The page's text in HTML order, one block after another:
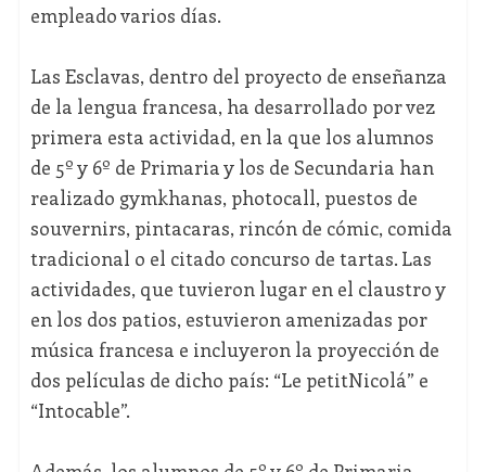
empleado varios días.
Las Esclavas, dentro del proyecto de enseñanza
de la lengua francesa, ha desarrollado por vez
primera esta actividad, en la que los alumnos
de 5º y 6º de Primaria y los de Secundaria han
realizado gymkhanas, photocall, puestos de
souvernirs, pintacaras, rincón de cómic, comida
tradicional o el citado concurso de tartas. Las
actividades, que tuvieron lugar en el claustro y
en los dos patios, estuvieron amenizadas por
música francesa e incluyeron la proyección de
dos películas de dicho país: “Le petitNicolá” e
“Intocable”.